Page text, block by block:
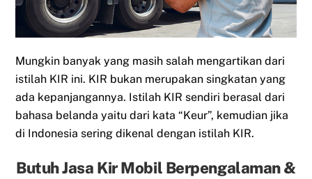
Mungkin banyak yang masih salah mengartikan dari
istilah KIR ini. KIR bukan merupakan singkatan yang
ada kepanjangannya. Istilah KIR sendiri berasal dari
bahasa belanda yaitu dari kata “Keur”, kemudian jika
di Indonesia sering dikenal dengan istilah KIR.
Butuh Jasa Kir Mobil Berpengalaman &